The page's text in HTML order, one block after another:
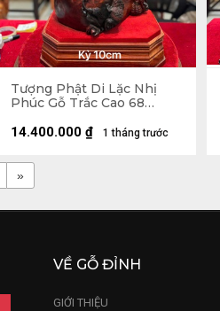
Tượng Phật Di Lặc Nhị
Phúc Gỗ Trắc Cao 68
1 tháng trước
14.400.000 ₫
»
VỀ GỖ ĐỈNH
GIỚI THIỆU